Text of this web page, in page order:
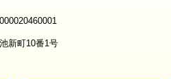
新町10番1号